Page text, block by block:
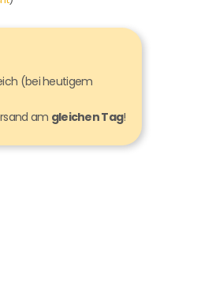
(bei heutigem
am gleichen Tag!